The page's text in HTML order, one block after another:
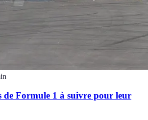
de Formule 1 à suivre pour leur